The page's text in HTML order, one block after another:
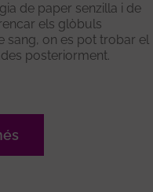
de paper senzilla i de
els glòbuls
sang, on es pot trobar el
posteriorment.